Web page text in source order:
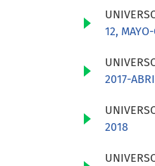
12,
2017-
2018